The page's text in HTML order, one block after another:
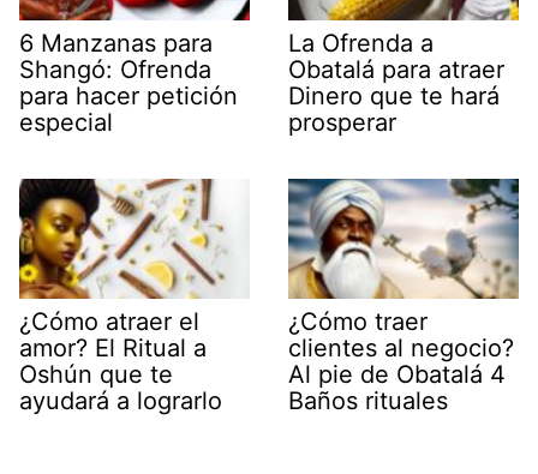
6 Manzanas para
Shangó: Ofrenda
para hacer petición
especial
La Ofrenda a
Obatalá para atraer
Dinero que te hará
prosperar
¿Cómo atraer el
amor? El Ritual a
Oshún que te
ayudará a lograrlo
¿Cómo traer
clientes al negocio?
Al pie de Obatalá 4
Baños rituales